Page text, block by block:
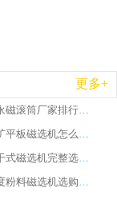
更多+
2026 矿用永磁滚筒厂家排行榜选购指南，行业口碑领域强者华体会手机网页版-华体会(中国)
2026 钛铁矿平板磁选机怎么选 靠谱生产企业实力排行榜选购参考攻略
2026CTG 干式磁选机完整选购指南 行业口碑顶尖靠谱生产龙头厂家实力推荐
2026 高精度粉料磁选机选购全攻略 行业优质品牌华体会手机网页版-华体会(中国) 实力深度解析